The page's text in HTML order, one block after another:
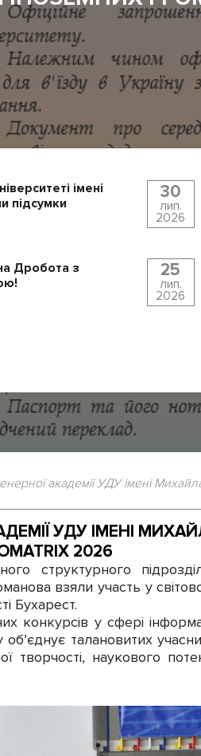
імені
підсумки
30
лип.
2026
Дробота з
25
лип.
2026
академії УДУ імені
УДУ ІМЕНІ
2026
структурного
взяли участь у
Бухарест.
конкурсів у сфері
талановитих
творчості, наукового